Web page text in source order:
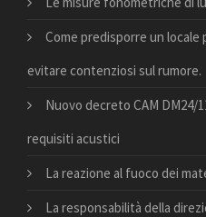
Come predisporre un locale
evitare contenziosi sul rumore.
Nuovo decreto CAM DM24/
requisiti acustici
La reazione al fuoco dei
La responsabilità della